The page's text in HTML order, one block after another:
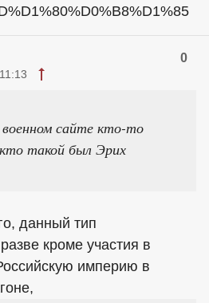
0
сайте кто-то
такой был Эрих
данный тип
кроме участия в
империю в